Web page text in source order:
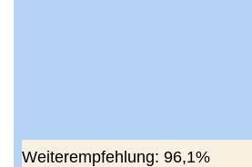
Weiterempfehlung: 96,1%